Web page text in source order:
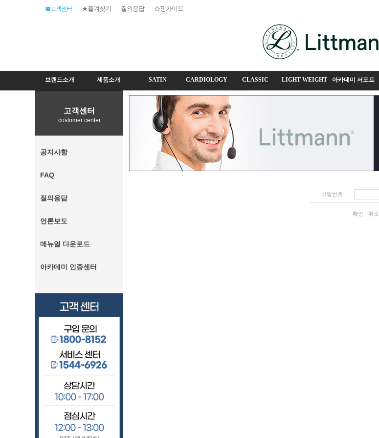
☎고객센터 ★즐겨찾기 질의응답 쇼핑가이드
브랜드소개 제품소개 SATIN CARDIOLOGY CLASSIC LIGHT WEIGHT 아카데미 서포트
고객센터
costomer center
공지사항
FAQ
질의응답
언론보도
메뉴얼 다운로드
아카데미 인증센터
비밀번호
확인 취소